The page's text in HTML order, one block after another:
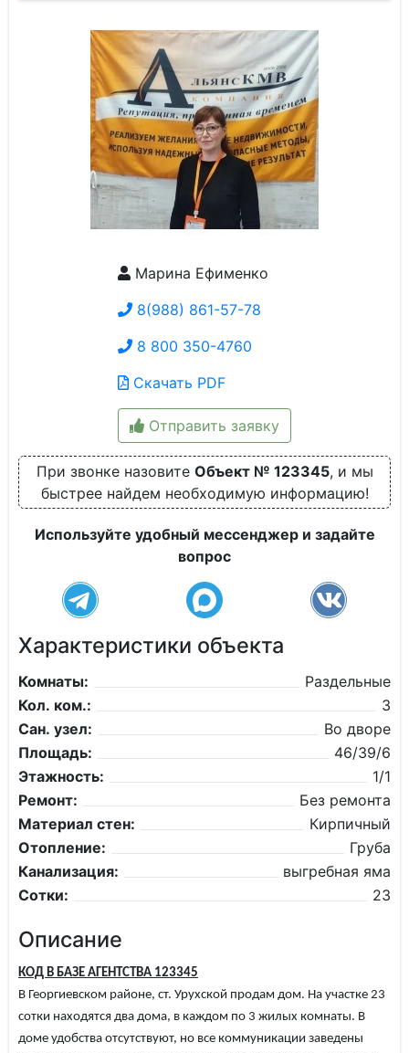
Марина Ефименко
8(988) 861-57-78
8 800 350-4760
Скачать PDF
Отправить заявку
При звонке назовите Объект № 123345, и мы
быстрее найдем необходимую информацию!
Используйте удобный мессенджер и задайте
вопрос
Характеристики объекта
Комнаты:
Раздельные
Кол. ком.:
3
Сан. узел:
Во дворе
Площадь:
46/39/6
Этажность:
1/1
Ремонт:
Без ремонта
Материал стен:
Кирпичный
Отопление:
Груба
Канализация:
выгребная яма
Сотки:
23
Описание
КОД В БАЗЕ АГЕНТСТВА 123345
В Георгиевском районе, ст. Урухской продам дом. На участке 23
сотки находятся два дома, в каждом по 3 жилых комнаты. В
доме удобства отсутствуют, но все коммуникации заведены